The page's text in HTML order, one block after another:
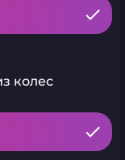
колес